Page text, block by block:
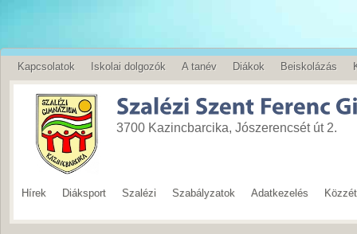
Kapcsolatok Iskolai dolgozók A tanév Diákok Beiskolázás
English
3700 Kazincbarcika, Jószerencsét út 2.
Hírek Diáksport Szalézi Szabályzatok Adatkezelés